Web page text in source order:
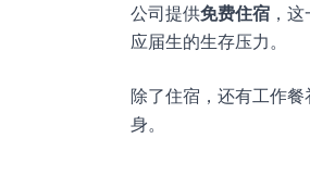
公司提供免费住宿 ，
应届生的生存压力。
除了住宿，还有工作
身。